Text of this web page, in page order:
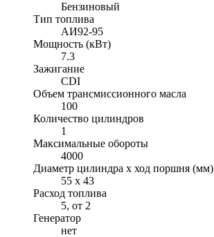
Бензиновый
Тип топлива
АИ92-95
Мощность (кВт)
7.3
Зажигание
CDI
Объем трансмиссионного масла
100
Количество цилиндров
1
Максимальные обороты
4000
Диаметр цилиндра x ход поршня (мм)
55 x 43
Расход топлива
5, от 2
Генератор
нет